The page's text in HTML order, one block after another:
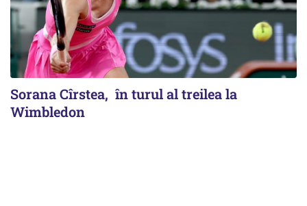
Sorana Cîrstea, în turul al treilea la
Wimbledon